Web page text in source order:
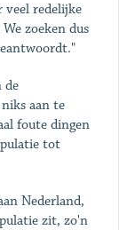
veel redelijke
zoeken dus
de
aan te
foute dingen
tot
Nederland,
zit, zo'n